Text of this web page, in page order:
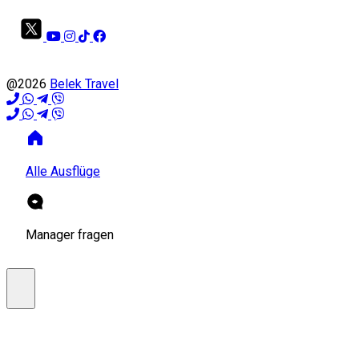
@2026 Belek Travel
Alle Ausflüge
Manager fragen